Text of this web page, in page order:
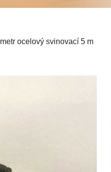
ocelový svinovací 5 m